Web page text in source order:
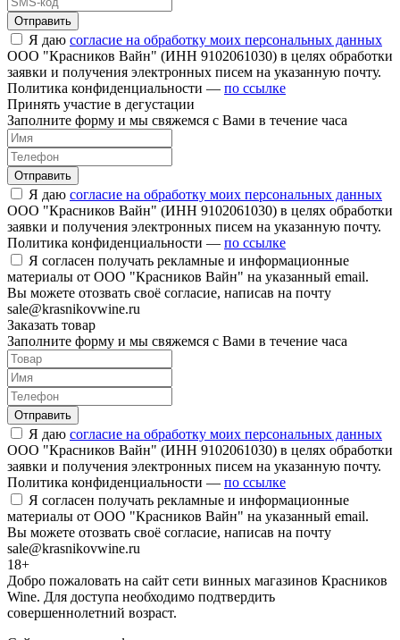
Отправить
Я даю согласие на обработку моих персональных данных
ООО "Красников Вайн" (ИНН 9102061030) в целях обработки
заявки и получения электронных писем на указанную почту.
Политика конфиденциальности — по ссылке
Принять участие в дегустации
Заполните форму и мы свяжемся с Вами в течение часа
Отправить
Я даю согласие на обработку моих персональных данных
ООО "Красников Вайн" (ИНН 9102061030) в целях обработки
заявки и получения электронных писем на указанную почту.
Политика конфиденциальности — по ссылке
Я согласен получать рекламные и информационные
материалы от ООО "Красников Вайн" на указанный email.
Вы можете отозвать своё согласие, написав на почту
sale@krasnikovwine.ru
Заказать товар
Заполните форму и мы свяжемся с Вами в течение часа
Отправить
Я даю согласие на обработку моих персональных данных
ООО "Красников Вайн" (ИНН 9102061030) в целях обработки
заявки и получения электронных писем на указанную почту.
Политика конфиденциальности — по ссылке
Я согласен получать рекламные и информационные
материалы от ООО "Красников Вайн" на указанный email.
Вы можете отозвать своё согласие, написав на почту
sale@krasnikovwine.ru
18+
Добро пожаловать на сайт сети винных магазинов Красников
Wine. Для доступа необходимо подтвердить
совершеннолетний возраст.